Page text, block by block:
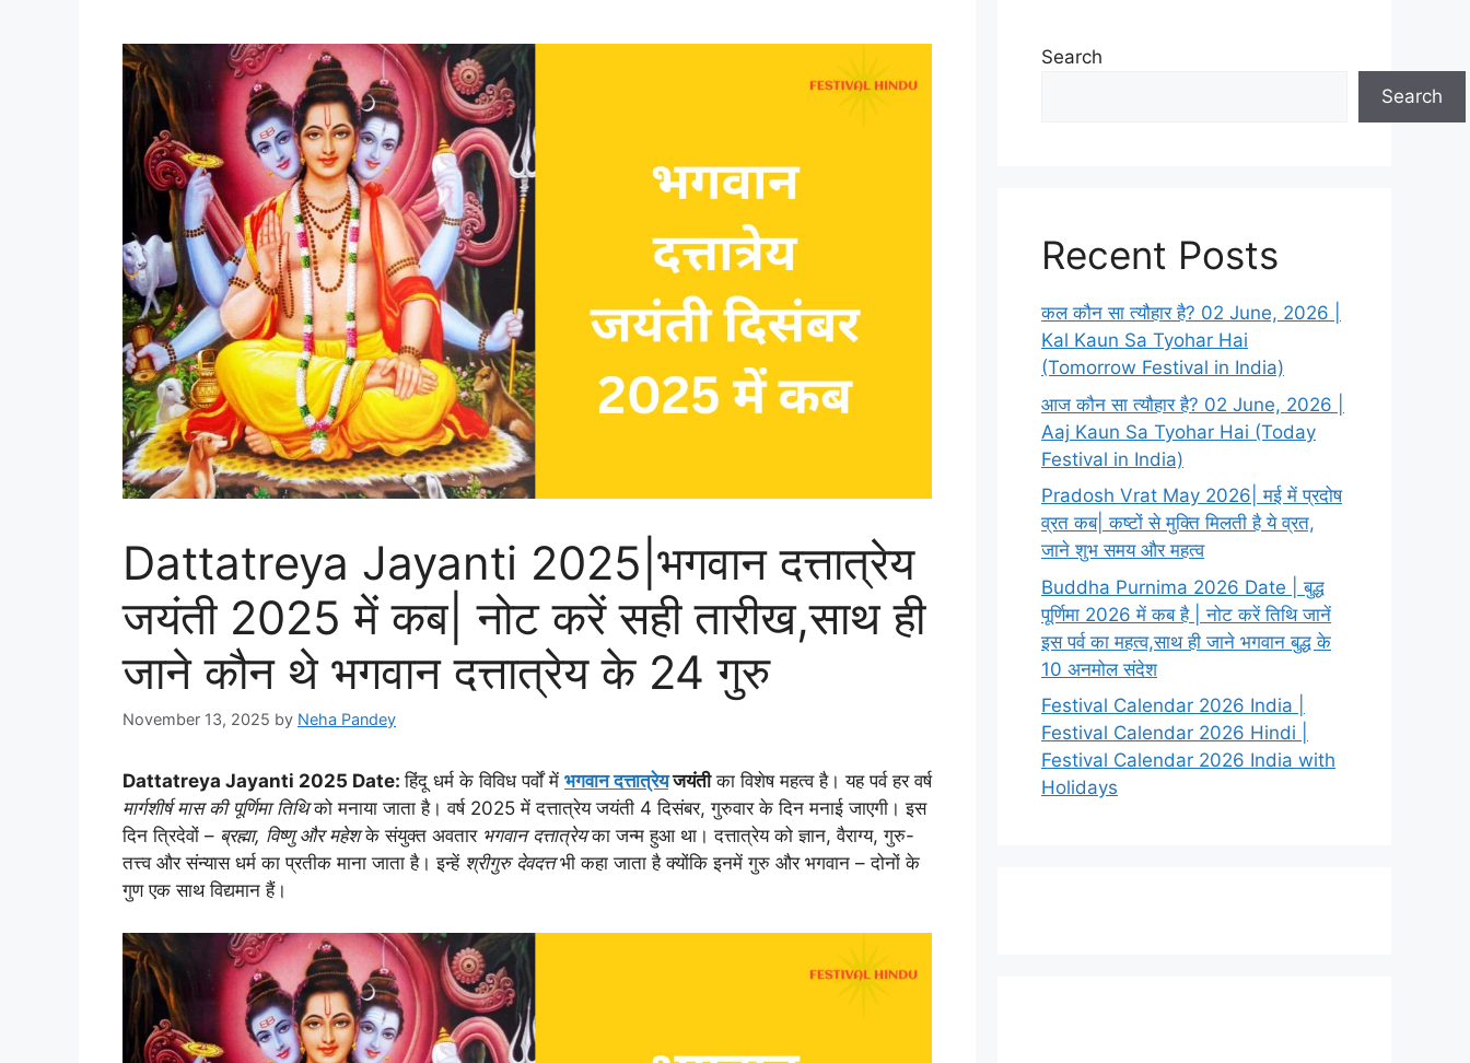
Dattatreya Jayanti 2025|भगवान दत्तात्रेय
जयंती 2025 में कब| नोट करें सही तारीख,साथ ही
जाने कौन थे भगवान दत्तात्रेय के 24 गुरु
November 13, 2025 by Neha Pandey
Dattatreya Jayanti 2025 Date:हिंदू धर्म के विविध पर्वों में भगवान दत्तात्रेयजयंतीका विशेष महत्व है। यह पर्व हर वर्ष
मार्गशीर्ष मास की पूर्णिमा तिथिको मनाया जाता है। वर्ष 2025 में दत्तात्रेय जयंती 4 दिसंबर, गुरुवार के दिन मनाई जाएगी। इस
दिन त्रिदेवों – ब्रह्मा, विष्णु और महेशके संयुक्त अवतार भगवान दत्तात्रेयका जन्म हुआ था। दत्तात्रेय को ज्ञान, वैराग्य, गुरु-
तत्त्व और संन्यास धर्म का प्रतीक माना जाता है। इन्हें श्रीगुरु देवदत्तभी कहा जाता है क्योंकि इनमें गुरु और भगवान – दोनों के
गुण एक साथ विद्यमान हैं।
Search
Search
Recent Posts
कल कौन सा त्यौहार है? 02 June, 2026 |
Kal Kaun Sa Tyohar Hai
(Tomorrow Festival in India)
आज कौन सा त्यौहार है? 02 June, 2026 |
Aaj Kaun Sa Tyohar Hai (Today
Festival in India)
Pradosh Vrat May 2026| मई में प्रदोष
व्रत कब| कष्टों से मुक्ति मिलती है ये व्रत,
जाने शुभ समय और महत्व
Buddha Purnima 2026 Date | बुद्ध
पूर्णिमा 2026 में कब है | नोट करें तिथि जानें
इस पर्व का महत्व,साथ ही जाने भगवान बुद्ध के
10 अनमोल संदेश
Festival Calendar 2026 India |
Festival Calendar 2026 Hindi |
Festival Calendar 2026 India with
Holidays